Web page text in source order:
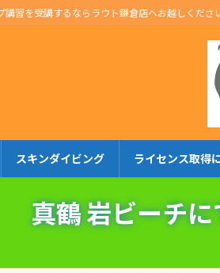
講習を受講するならラウト鎌倉店へお越しくださ
スキンダイビング ライセンス取得
真鶴 岩ビーチ